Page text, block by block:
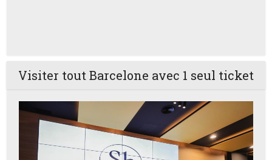
Visiter tout Barcelone avec 1 seul ticket